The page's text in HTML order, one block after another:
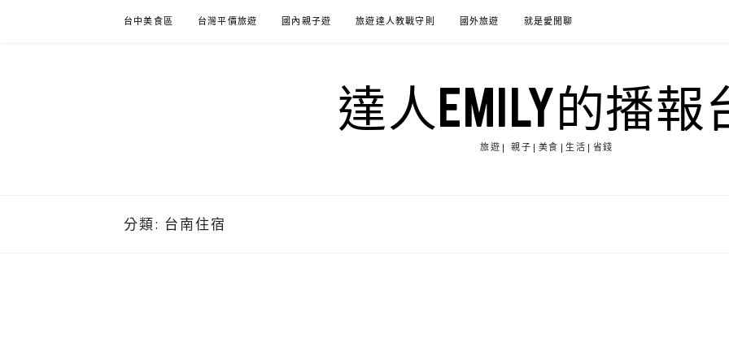
台中美食區 台灣平價旅遊 國內親子遊 旅遊達人教戰守則 國外旅遊 就是愛閒聊
達人EMILY的播報
旅遊| 親子|美食|生活|省錢
分類: 台南住宿